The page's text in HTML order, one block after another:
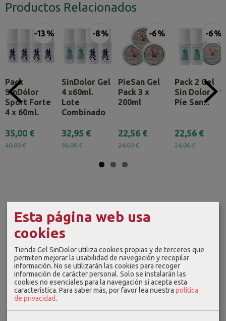
Productos Relacionados
-13 %
Pack
SinDólor
Sport Forte
4 x 60ml.
35,00 €
40,00 €
-8 %
SinDolor Gel
4 x60ml.
Lote
Combinado
32,95 €
36,00 €
-6 %
PieSan Gel
Pack 3 x
200ml
22,56 €
24,00 €
-6 %
Pack 2 Gel
Sin Dolor + 1
Pie San...
22,56 €
24,00 €
Esta página web usa
cookies
Tienda Gel SinDolor utiliza cookies propias y de terceros que
permiten mejorar la usabilidad de navegación y recopilar
información. No se utilizarán las cookies para recoger
información de carácter personal. Solo se instalarán las
cookies no esenciales para la navegación si acepta esta
característica. Para saber más, por favor lea nuestra política
de privacidad.